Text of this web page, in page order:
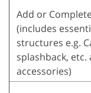
Add or
(includes
structures e.g.
splashback,
accessories)